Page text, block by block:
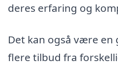
deres erfaring og
Det kan også være
flere tilbud fra